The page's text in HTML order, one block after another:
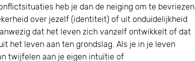
heb je dan de neiging om te bevriezen
over jezelf (identiteit) of uit onduidelijkheid
dat het leven zich vanzelf ontwikkelt of dat
het leven aan ten grondslag. Als je in je leven
twijfelen aan je eigen intuïtie of